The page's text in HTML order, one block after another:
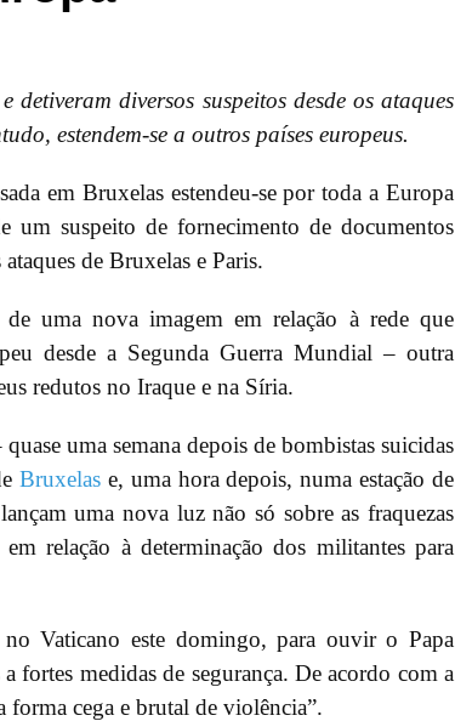
diversos suspeitos desde os ataques
estendem-se a outros países europeus.
em Bruxelas estendeu-se por toda a Europa
suspeito de fornecimento de documentos
de Bruxelas e Paris.
uma nova imagem em relação à rede que
desde a Segunda Guerra Mundial – outra
redutos no Iraque e na Síria.
uma semana depois de bombistas suicidas
Bruxelase, uma hora depois, numa estação de
uma nova luz não só sobre as fraquezas
relação à determinação dos militantes para
Vaticano este domingo, para ouvir o Papa
fortes medidas de segurança. De acordo com a
forma cega e brutal de violência”.